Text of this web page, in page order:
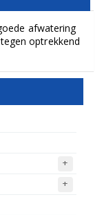
afwatering
optrekkend